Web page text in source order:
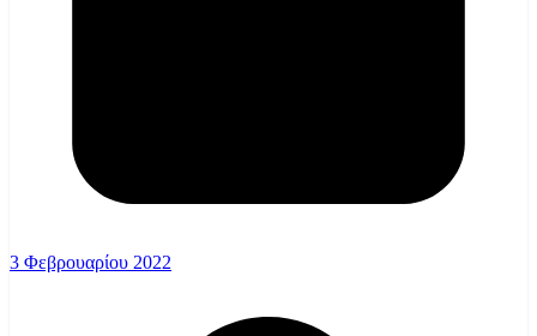
3 Φεβρουαρίου 2022